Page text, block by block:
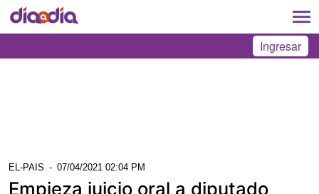
Ingresar
EL-PAIS - 07/04/2021 02:04 PM
Empieza juicio oral a diputado